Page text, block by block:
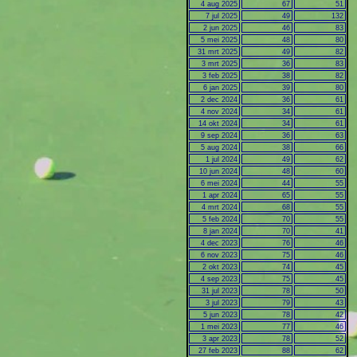
4 aug 2025 67
51
7 jul 2025
49
132
2 jun 2025
46
83
5 mei 2025
48
80
31 mrt 2025
49
82
3 mrt 2025
36
83
3 feb 2025
38
82
6 jan 2025
39
80
2 dec 2024
36
61
4 nov 2024
34
61
14 okt 2024
34
61
9 sep 2024
36
63
5 aug 2024
38
66
1 jul 2024
49
62
10 jun 2024
48
60
6 mei 2024
44
55
1 apr 2024
65
55
4 mrt 2024
68
55
5 feb 2024
70
55
8 jan 2024
70
41
4 dec 2023
76
46
6 nov 2023
75
46
2 okt 2023
74
45
4 sep 2023
75
45
31 jul 2023
78
50
3 jul 2023
79
43
5 jun 2023
78
42
1 mei 2023
77
46
3 apr 2023
78
52
27 feb 2023
88 62